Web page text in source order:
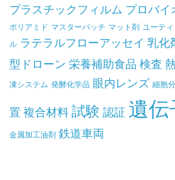
プラスチックフィルム プロバイ
ポリアミド マスターバッチ マット剤 ユーテ
ル ラテラルフローアッセイ 乳化
型ドローン 栄養補助食品 検査
凍システム 発酵化学品 眼内レンズ 細胞
置 複合材料 試験 認証 遺
金属加工油剤 鉄道車両